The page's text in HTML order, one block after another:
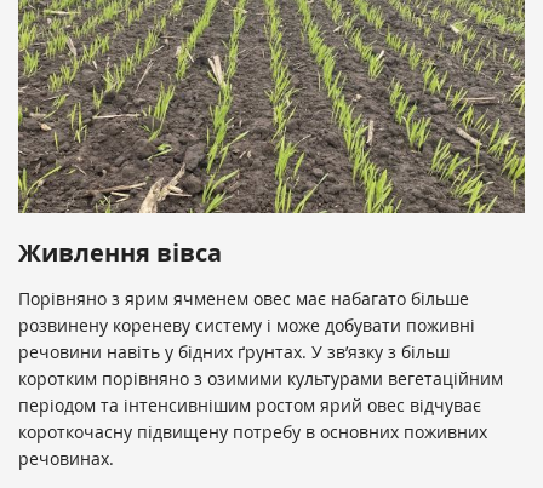
Живлення вівса
Порівняно з ярим ячменем овес має набагато більше
розвинену кореневу систему і може добувати поживні
речовини навіть у бідних ґрунтах. У зв’язку з більш
коротким порівняно з озимими культурами вегетаційним
періодом та інтенсивнішим ростом ярий овес відчуває
короткочасну підвищену потребу в основних поживних
речовинах.